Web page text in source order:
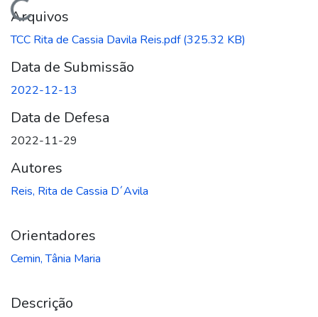
Carregando...
Arquivos
TCC Rita de Cassia Davila Reis.pdf(325.32 KB)
Data de Submissão
2022-12-13
Data de Defesa
2022-11-29
Autores
Reis, Rita de Cassia D´Avila
Orientadores
Cemin, Tânia Maria
Descrição